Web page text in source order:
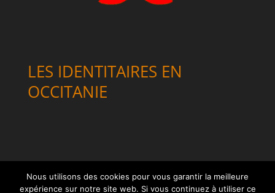
LES IDENTITAIRES EN
OCCITANIE
Nous utilisons des cookies pour vous garantir la meilleure
expérience sur notre site web. Si vous continuez à utiliser ce